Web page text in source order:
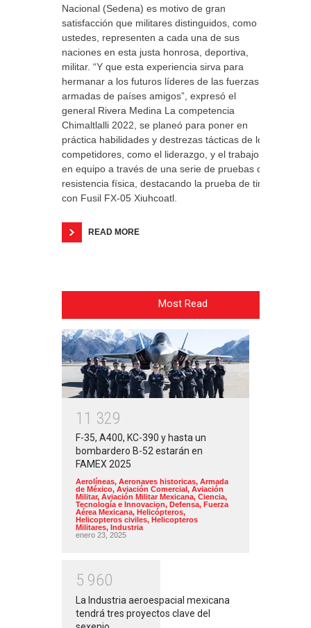
Nacional (Sedena) es motivo de gran
satisfacción que militares distinguidos, como
ustedes, representen a cada una de sus
naciones en esta justa honrosa, deportiva,
militar. “Y que esta experiencia sirva para
hermanar a los futuros líderes de las fuerzas
armadas de países amigos”, expresó el
general Rivera Medina La competencia
Chimaltlalli 2022, se planeó para poner en
práctica habilidades y destrezas tácticas de los
competidores, como el liderazgo, y el trabajo
en equipo a través de una serie de pruebas de
resistencia física, destacando la prueba de tiro
con Fusil FX-05 Xiuhcoatl.
READ MORE
Most Read
1 1 329
F-35, A400, KC-390 y hasta un
bombardero B-52 estarán en
FAMEX 2025
Aerolíneas, Aeronaves historicas, Armada
de México, Aviación Comercial, Aviación
Militar, Aviación Militar Mexicana, Ciencia,
Tecnología e Innovacion, Defensa, Fuerza
Aérea Mexicana, Helicópteros,
Helicopteros civiles, Helicopteros
Militares, Industria
enero 23, 2025
5 960
La Industria aeroespacial mexicana
tendrá tres proyectos clave del